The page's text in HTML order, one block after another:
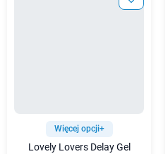
Więcej opcji+
Lovely Lovers Delay Gel